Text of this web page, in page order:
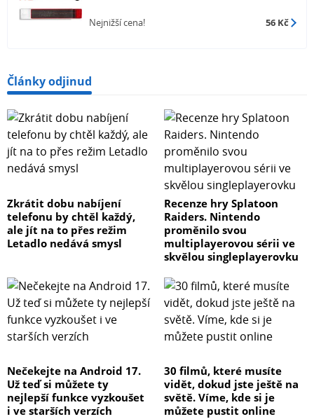
Nejnižší cena! 56 Kč
Články odjinud
Zkrátit dobu nabíjení
telefonu by chtěl každý,
ale jít na to přes režim
Letadlo nedává smysl
Recenze hry Splatoon
Raiders. Nintendo
proměnilo svou
multiplayerovou sérii ve
skvělou singleplayerovku
Nečekejte na Android 17.
Už teď si můžete ty
nejlepší funkce vyzkoušet
i ve starších verzích
30 filmů, které musíte
vidět, dokud jste ještě na
světě. Víme, kde si je
můžete pustit online